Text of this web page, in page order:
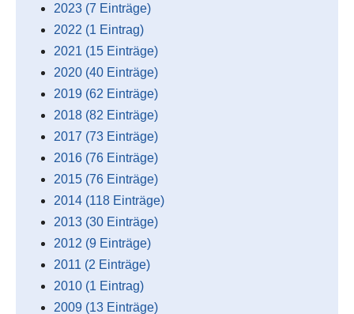
2023 (7 Einträge)
2022 (1 Eintrag)
2021 (15 Einträge)
2020 (40 Einträge)
2019 (62 Einträge)
2018 (82 Einträge)
2017 (73 Einträge)
2016 (76 Einträge)
2015 (76 Einträge)
2014 (118 Einträge)
2013 (30 Einträge)
2012 (9 Einträge)
2011 (2 Einträge)
2010 (1 Eintrag)
2009 (13 Einträge)